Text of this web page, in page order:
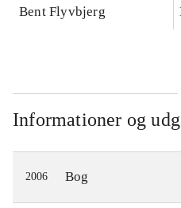
konkretes videnskab
Bent Flyvbjerg
Informationer og
2006 Bog